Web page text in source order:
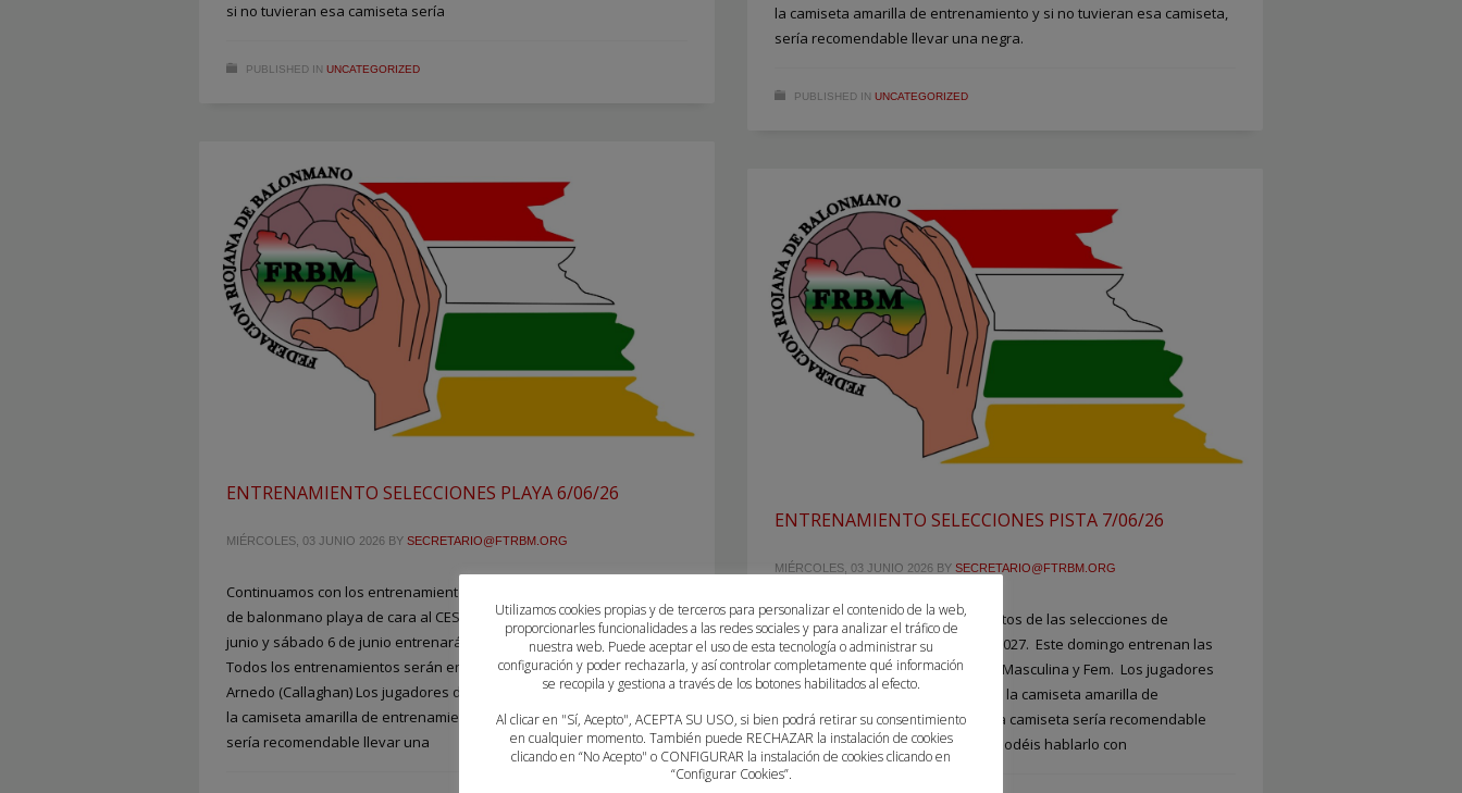
si no tuvieran esa camiseta sería
PUBLISHED IN UNCATEGORIZED
la camiseta amarilla de entrenamiento y si no tuvieran esa camiseta,
sería recomendable llevar una negra.
PUBLISHED IN UNCATEGORIZED
ENTRENAMIENTO SELECCIONES PLAYA 6/06/26
MIÉRCOLES, 03 JUNIO 2026 BY SECRETARIO@FTRBM.ORG
Continuamos con los entrenamientos de las selecciones
de balonmano playa de cara al CESA Playa 2026. Este viernes 5 de
junio y sábado 6 de junio entrenarán las selecciones masculinas.
Todos los entrenamientos serán en la pista de balonmano playa de
Arnedo (Callaghan) Los jugadores deben llevar a los entrenamientos
la camiseta amarilla de entrenamiento y si no tuvieran esa camiseta,
sería recomendable llevar una
ENTRENAMIENTO SELECCIONES PISTA 7/06/26
MIÉRCOLES, 03 JUNIO 2026 BY SECRETARIO@FTRBM.ORG
Continuamos con los entrenamientos de las selecciones de
balonmano pista de cara al CESA 2027. Este domingo entrenan las
selecciones Juvenil Masc e Infantil Masculina y Fem. Los jugadores
deben llevar a los entrenamientos la camiseta amarilla de
entrenamiento y si no tuvieran esa camiseta sería recomendable
llevar una negra. Cualquier duda podéis hablarlo con
Utilizamos cookies propias y de terceros para personalizar el contenido de la web,
proporcionarles funcionalidades a las redes sociales y para analizar el tráfico de
nuestra web. Puede aceptar el uso de esta tecnología o administrar su
configuración y poder rechazarla, y así controlar completamente qué información
se recopila y gestiona a través de los botones habilitados al efecto.
Al clicar en "Sí, Acepto", ACEPTA SU USO, si bien podrá retirar su consentimiento
en cualquier momento. También puede RECHAZAR la instalación de cookies
clicando en “No Acepto" o CONFIGURAR la instalación de cookies clicando en
“Configurar Cookies”.